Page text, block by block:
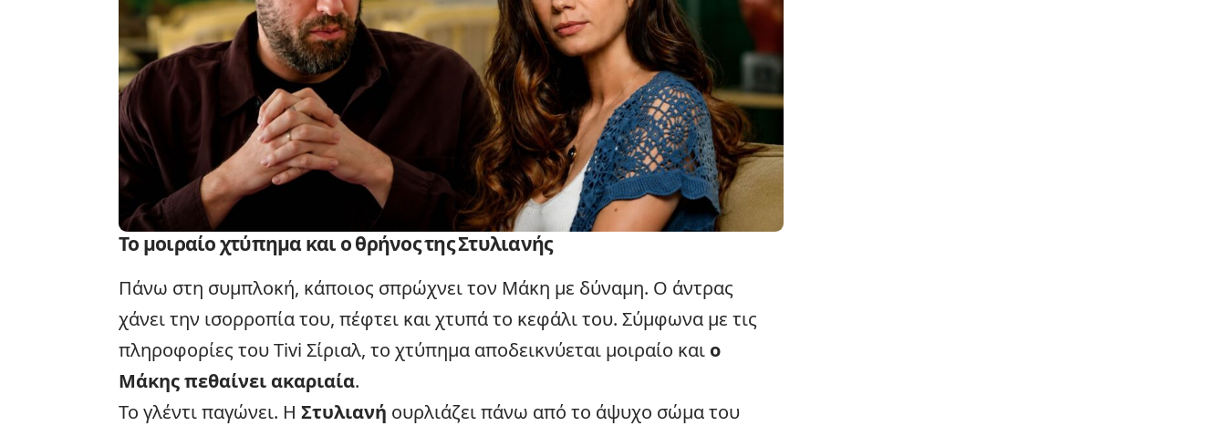
Το μοιραίο χτύπημα και ο θρήνος της Στυλιανής
Πάνω στη συμπλοκή, κάποιος σπρώχνει τον Μάκη με δύναμη. Ο άντρας
χάνει την ισορροπία του, πέφτει και χτυπά το κεφάλι του. Σύμφωνα με τις
πληροφορίες του Tivi Σίριαλ, το χτύπημα αποδεικνύεται μοιραίο και ο
Μάκης πεθαίνει ακαριαία.
Το γλέντι παγώνει. Η Στυλιανή ουρλιάζει πάνω από το άψυχο σώμα του